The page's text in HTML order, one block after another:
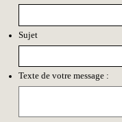
Sujet
Texte de votre message :